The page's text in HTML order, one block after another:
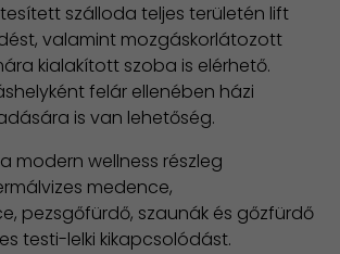
szálloda teljes területén lift
valamint mozgáskorlátozott
kialakított szoba is elérhető.
felár ellenében házi
is van lehetőség.
modern wellness részleg
medence,
pezsgőfürdő, szaunák és gőzfürdő
testi-lelki kikapcsolódást.